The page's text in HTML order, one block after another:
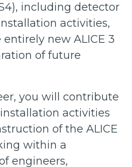
including detector
activities,
new ALICE 3
of future
you will contribute
activities
of the ALICE
within a
engineers,